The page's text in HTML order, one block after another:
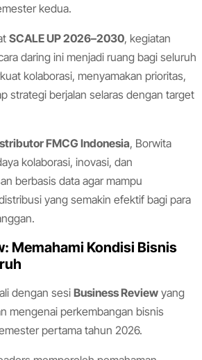
kedua.
SCALE UP 2026–2030, kegiatan
daring ini menjadi ruang bagi seluruh
kolaborasi, menyamakan prioritas,
strategi berjalan selaras dengan target
FMCG Indonesia, Borwita
kolaborasi, inovasi, dan
berbasis data agar mampu
yang semakin efektif bagi para
Memahami Kondisi Bisnis
dengan sesi Business Review yang
mengenai perkembangan bisnis
pertama tahun 2026.